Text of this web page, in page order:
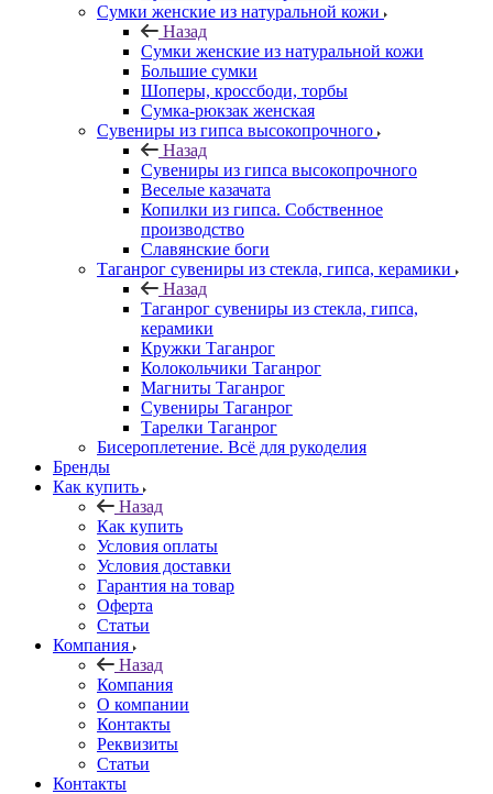
Сумки женские из натуральной кожи
Назад
Сумки женские из натуральной кожи
Большие сумки
Шоперы, кроссбоди, торбы
Сумка-рюкзак женская
Сувениры из гипса высокопрочного
Назад
Сувениры из гипса высокопрочного
Веселые казачата
Копилки из гипса. Собственное
производство
Славянские боги
Таганрог сувениры из стекла, гипса, керамики
Назад
Таганрог сувениры из стекла, гипса,
керамики
Кружки Таганрог
Колокольчики Таганрог
Магниты Таганрог
Сувениры Таганрог
Тарелки Таганрог
Бисероплетение. Всё для рукоделия
Бренды
Как купить
Назад
Как купить
Условия оплаты
Условия доставки
Гарантия на товар
Оферта
Статьи
Компания
Назад
Компания
О компании
Контакты
Реквизиты
Статьи
Контакты